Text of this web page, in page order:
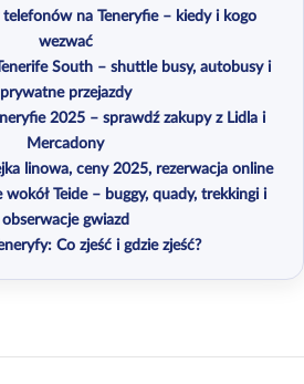
telefonów na Teneryfie – kiedy i kogo
wezwać
South – shuttle busy, autobusy i
prywatne przejazdy
2025 – sprawdź zakupy z Lidla i
Mercadony
linowa, ceny 2025, rezerwacja online
Teide – buggy, quady, trekkingi i
obserwacje gwiazd
Co zjeść i gdzie zjeść?